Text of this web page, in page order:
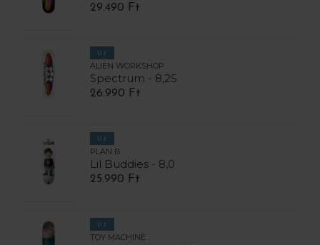
29.490 Ft
ÚJ
ALIEN WORKSHOP
Spectrum - 8,25
26.990 Ft
ÚJ
PLAN B
Lil Buddies - 8,0
25.990 Ft
ÚJ
TOY MACHINE